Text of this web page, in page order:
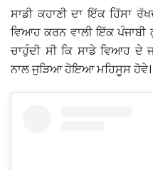
ਸਾਡੀ ਕਹਾਣੀ ਦਾ ਇੱਕ ਹਿੱਸਾ
ਵਿਆਹ ਕਰਨ ਵਾਲੀ ਇੱਕ ਪੰਜਾਬੀ
ਚਾਹੁੰਦੀ ਸੀ ਕਿ ਸਾਡੇ ਵਿਆਹ ਦੇ
ਨਾਲ ਜੁੜਿਆ ਹੋਇਆ ਮਹਿਸੂਸ ਹੋਵੇ।